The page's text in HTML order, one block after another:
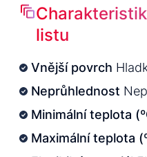
listu
Vnější povrch
Neprůhlednost
Minimální teplota
Maximální teplota